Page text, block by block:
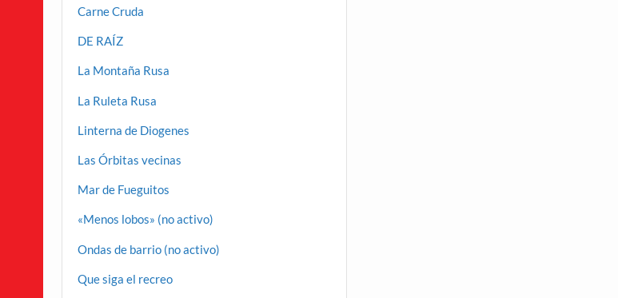
Carne Cruda
DE RAÍZ
La Montaña Rusa
La Ruleta Rusa
Linterna de Diogenes
Las Órbitas vecinas
Mar de Fueguitos
«Menos lobos» (no activo)
Ondas de barrio (no activo)
Que siga el recreo